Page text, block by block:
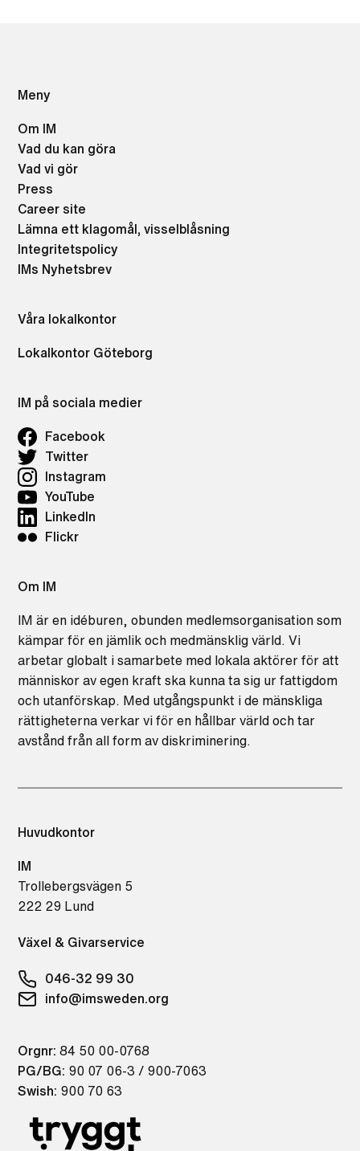
Meny
Om IM
Vad du kan göra
Vad vi gör
Press
Career site
Lämna ett klagomål, visselblåsning
Integritetspolicy
IMs Nyhetsbrev
Våra lokalkontor
Lokalkontor Göteborg
IM på sociala medier
Facebook
Twitter
Instagram
YouTube
LinkedIn
Flickr
Om IM
IM är en idéburen, obunden medlemsorganisation som
kämpar för en jämlik och medmänsklig värld. Vi
arbetar globalt i samarbete med lokala aktörer för att
människor av egen kraft ska kunna ta sig ur fattigdom
och utanförskap. Med utgångspunkt i de mänskliga
rättigheterna verkar vi för en hållbar värld och tar
avstånd från all form av diskriminering.
Huvudkontor
IM
Trollebergsvägen 5
222 29 Lund
Växel & Givarservice
046-32 99 30
info@imsweden.org
Orgnr: 84 50 00-0768
PG/BG: 90 07 06-3 / 900-7063
Swish: 900 70 63